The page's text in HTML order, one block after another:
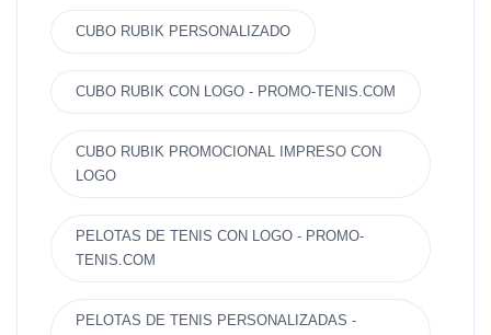
CUBO RUBIK PERSONALIZADO
CUBO RUBIK CON LOGO - PROMO-TENIS.COM
CUBO RUBIK PROMOCIONAL IMPRESO CON
LOGO
PELOTAS DE TENIS CON LOGO - PROMO-
TENIS.COM
PELOTAS DE TENIS PERSONALIZADAS -